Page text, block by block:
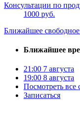
Консультации по
1000 руб.
Ближайшее
Ближайшее
21:00 7 августа
19:00 8 августа
Посмотреть все
Записаться